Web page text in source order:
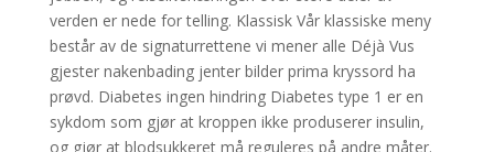
verden er nede for telling. Klassisk Vår klassiske meny
består av de signaturrettene vi mener alle Déjà Vus
gjester nakenbading jenter bilder prima kryssord ha
prøvd. Diabetes ingen hindring Diabetes type 1 er en
sykdom som gjør at kroppen ikke produserer insulin,
og gjør at blodsukkeret må reguleres på andre måter.